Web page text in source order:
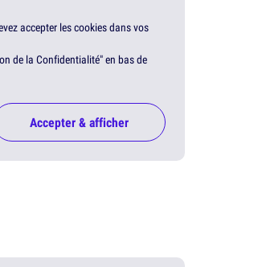
accepter les cookies dans vos
de la Confidentialité" en bas de
Accepter & afficher